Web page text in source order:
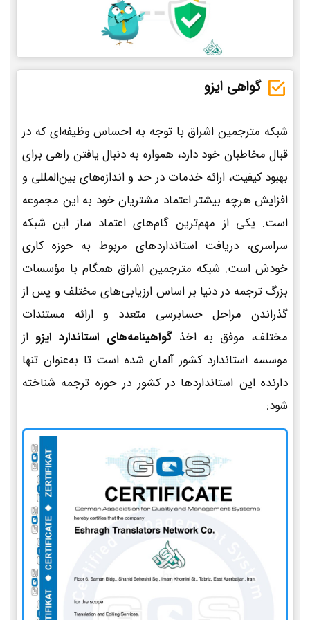
گواهی ایزو
شبکه مترجمین اشراق با توجه به احساس وظیفه‌ای که در
قبال مخاطبان خود دارد، همواره به دنبال یافتن راهی برای
بهبود کیفیت، ارائه خدمات در حد و اندازه‌های بین‌المللی و
افزایش هرچه بیشتر اعتماد مشتریان خود به این مجموعه
است. یکی از مهم‌ترین گام‌های اعتماد ساز این شبکه
سراسری، دریافت استانداردهای مربوط به حوزه کاری
خودش است. شبکه مترجمین اشراق همگام با مؤسسات
بزرگ ترجمه در دنیا بر اساس ارزیابی‌های مختلف و پس از
گذراندن مراحل حسابرسی متعدد و ارائه مستندات
مختلف، موفق به اخذ گواهینامه‌های استاندارد ایزو از
موسسه استاندارد کشور آلمان شده است تا به‌عنوان تنها
دارنده این استانداردها در کشور در حوزه ترجمه شناخته
شود: